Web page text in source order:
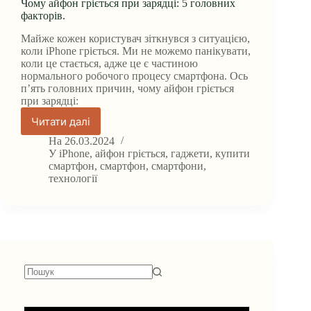
Чому айфон гріється при зарядці: 5 головних
факторів.
Майже кожен користувач зіткнувся з ситуацією,
коли iPhone гріється. Ми не можемо панікувати,
коли це стається, адже це є частиною
нормального робочого процесу смартфона. Ось
п’ять головних причин, чому айфон гріється
при зарядці:
Читати далі
Чому
айфон
гріється
при
зарядці:
На 26.03.2024
У iPhone,айфон гріється,гаджети,купити
смартфон, смартфон, смартфони,
технології